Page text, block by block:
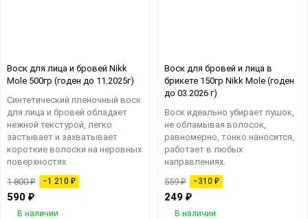
Воск для лица и бровей Nikk
Mole 500гр (годен до 11.2025г)
​Синтетический пленочный воск
для лица и бровей обладает
нежной текстурой, легко
застывает и захватывает
короткие волоски на неровных
поверхностях
1 800₽ −1 210 ₽
590 ₽
В наличии
Воск для бровей и лица в
брикете 150гр Nikk Mole (годен
до 03.2026 г)
Воск идеально убирает пушок,
не обламывая волосок,
равномерно, тонко наносится,
работает в любых
направлениях​.
559₽ −310 ₽
249 ₽
В наличии